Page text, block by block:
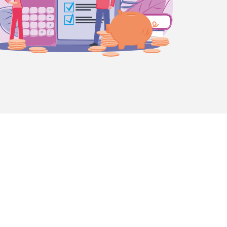
Ziel: Bildung von Rückfallebenen innerhalb
analoge Informationsführung
Störfallbetrieb (u.a. flächendeckender